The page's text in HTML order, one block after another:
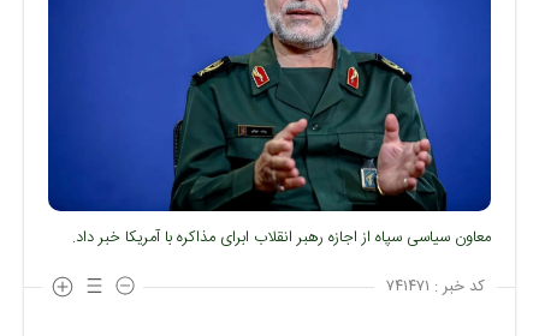
معاون سیاسی سپاه از اجازه رهبر انقلاب ابرای مذاکره با آمریکا خبر داد.
کد خبر : ۷۴۱۴۷۱